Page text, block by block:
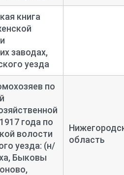
книга
заводах,
уезда
по
года по
волости
уезда: (н/
Быковы
область